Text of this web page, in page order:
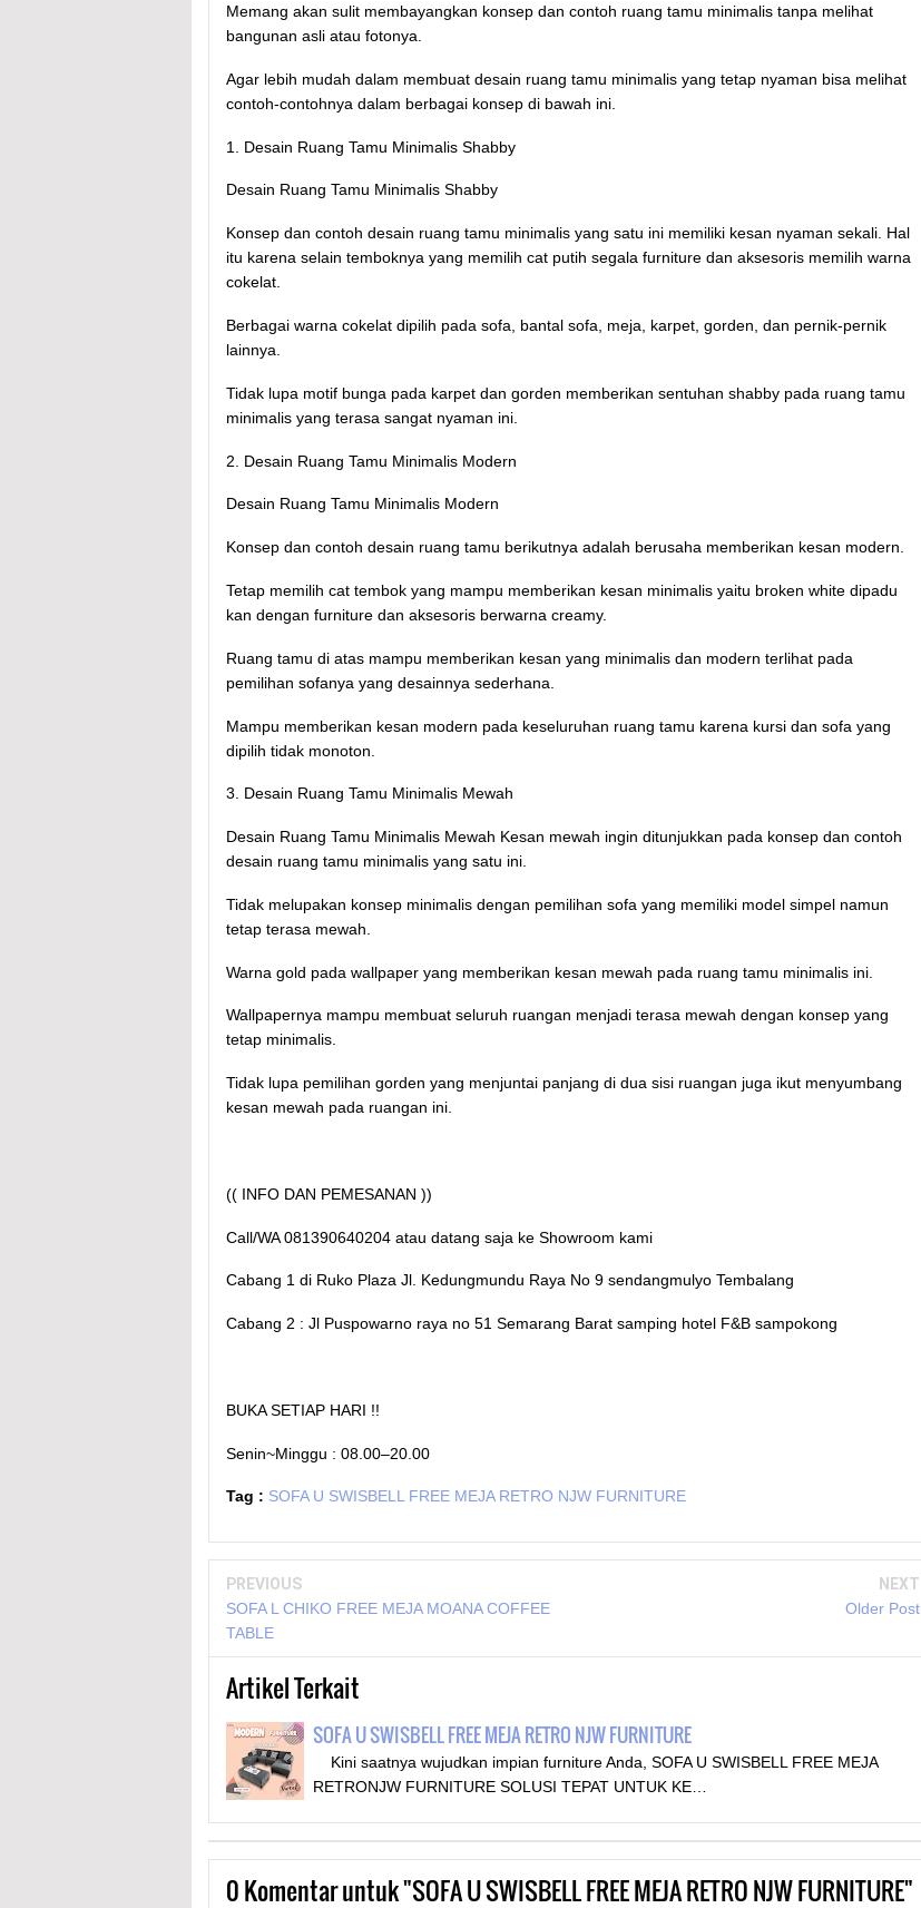
Memang akan sulit membayangkan konsep dan contoh ruang tamu minimalis tanpa melihat
bangunan asli atau fotonya.
Agar lebih mudah dalam membuat desain ruang tamu minimalis yang tetap nyaman bisa melihat
contoh-contohnya dalam berbagai konsep di bawah ini.
1. Desain Ruang Tamu Minimalis Shabby
Desain Ruang Tamu Minimalis Shabby
Konsep dan contoh desain ruang tamu minimalis yang satu ini memiliki kesan nyaman sekali. Hal
itu karena selain temboknya yang memilih cat putih segala furniture dan aksesoris memilih warna
cokelat.
Berbagai warna cokelat dipilih pada sofa, bantal sofa, meja, karpet, gorden, dan pernik-pernik
lainnya.
Tidak lupa motif bunga pada karpet dan gorden memberikan sentuhan shabby pada ruang tamu
minimalis yang terasa sangat nyaman ini.
2. Desain Ruang Tamu Minimalis Modern
Desain Ruang Tamu Minimalis Modern
Konsep dan contoh desain ruang tamu berikutnya adalah berusaha memberikan kesan modern.
Tetap memilih cat tembok yang mampu memberikan kesan minimalis yaitu broken white dipadu
kan dengan furniture dan aksesoris berwarna creamy.
Ruang tamu di atas mampu memberikan kesan yang minimalis dan modern terlihat pada
pemilihan sofanya yang desainnya sederhana.
Mampu memberikan kesan modern pada keseluruhan ruang tamu karena kursi dan sofa yang
dipilih tidak monoton.
3. Desain Ruang Tamu Minimalis Mewah
Desain Ruang Tamu Minimalis Mewah Kesan mewah ingin ditunjukkan pada konsep dan contoh
desain ruang tamu minimalis yang satu ini.
Tidak melupakan konsep minimalis dengan pemilihan sofa yang memiliki model simpel namun
tetap terasa mewah.
Warna gold pada wallpaper yang memberikan kesan mewah pada ruang tamu minimalis ini.
Wallpapernya mampu membuat seluruh ruangan menjadi terasa mewah dengan konsep yang
tetap minimalis.
Tidak lupa pemilihan gorden yang menjuntai panjang di dua sisi ruangan juga ikut menyumbang
kesan mewah pada ruangan ini.
(( INFO DAN PEMESANAN ))
Call/WA 081390640204 atau datang saja ke Showroom kami
Cabang 1 di Ruko Plaza Jl. Kedungmundu Raya No 9 sendangmulyo Tembalang
Cabang 2 : Jl Puspowarno raya no 51 Semarang Barat samping hotel F&B sampokong
BUKA SETIAP HARI !!
Senin~Minggu : 08.00–20.00
Tag : SOFA U SWISBELL FREE MEJA RETRO NJW FURNITURE
PREVIOUS
SOFA L CHIKO FREE MEJA MOANA COFFEE
TABLE
NEXT
Older Post
Artikel Terkait
SOFA U SWISBELL FREE MEJA RETRO NJW FURNITURE
Kini saatnya wujudkan impian furniture Anda, SOFA U SWISBELL FREE MEJA
RETRONJW FURNITURE SOLUSI TEPAT UNTUK KE…
0Komentar untuk "SOFA U SWISBELL FREE MEJA RETRO NJW FURNITURE"